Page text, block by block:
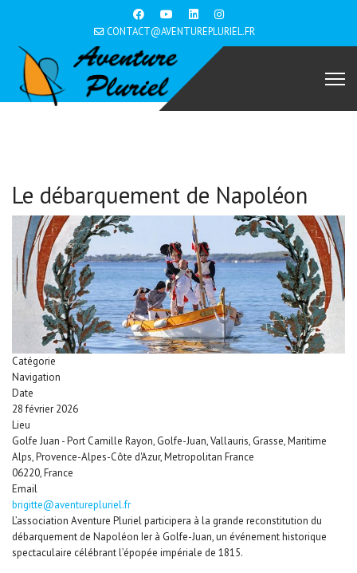
CONTACT@AVENTUREPLURIEL.FR
Le débarquement de Napoléon
Catégorie
Navigation
Date
28 février 2026
Lieu
Golfe Juan - Port Camille Rayon, Golfe-Juan, Vallauris, Grasse, Maritime
Alps, Provence-Alpes-Côte d'Azur, Metropolitan France
06220, France
Email
brigitte@aventurepluriel.fr
L’association Aventure Pluriel participera à la grande reconstitution du
débarquement de Napoléon Ier à Golfe-Juan, un événement historique
spectaculaire célébrant l’épopée impériale de 1815.